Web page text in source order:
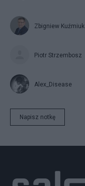
Zbigniew Kuźmiuk
Piotr Strzembosz
Alex_Disease
Napisz notkę